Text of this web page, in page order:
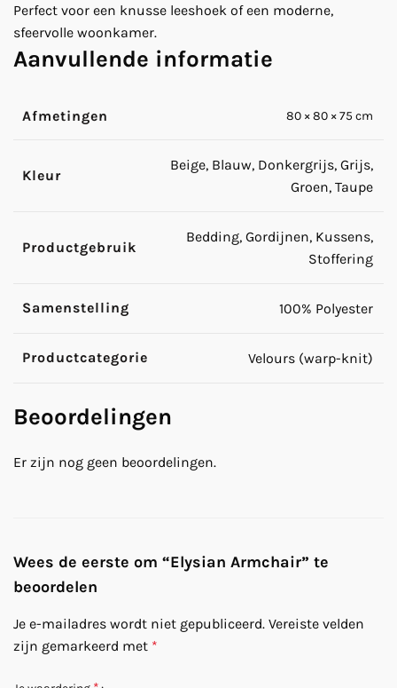
Perfect voor een knusse leeshoek of een moderne,
sfeervolle woonkamer.
Aanvullende informatie
Afmetingen 80 × 80 × 75 cm
Kleur
Beige, Blauw, Donkergrijs, Grijs,
Groen, Taupe
Productgebruik
Bedding, Gordijnen, Kussens,
Stoffering
Samenstelling 100% Polyester
Productcategorie Velours (warp-knit)
Beoordelingen
Er zijn nog geen beoordelingen.
Wees de eerste om “Elysian Armchair” te
beoordelen
Je e-mailadres wordt niet gepubliceerd. Vereiste velden
zijn gemarkeerd met *